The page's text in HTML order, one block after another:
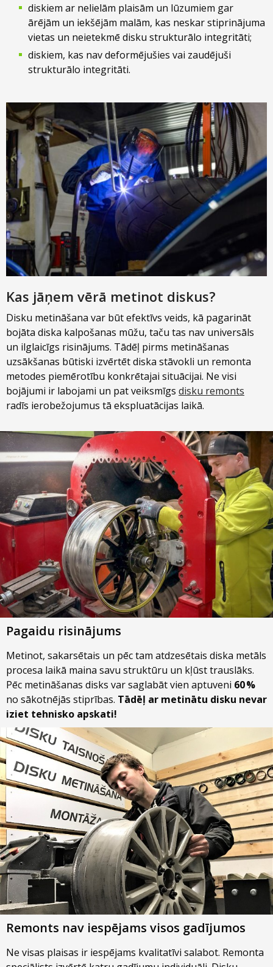
diskiem ar nelielām plaisām un lūzumiem gar
ārējām un iekšējām malām, kas neskar stiprinājuma
vietas un neietekmē disku strukturālo integritāti;
diskiem, kas nav deformējušies vai zaudējuši
strukturālo integritāti.
Kas jāņem vērā metinot diskus?
Disku metināšana var būt efektīvs veids, kā pagarināt
bojāta diska kalpošanas mūžu, taču tas nav universāls
un ilglaicīgs risinājums. Tādēļ pirms metināšanas
uzsākšanas būtiski izvērtēt diska stāvokli un remonta
metodes piemērotību konkrētajai situācijai. Ne visi
bojājumi ir labojami un pat veiksmīgs disku remonts
radīs ierobežojumus tā ekspluatācijas laikā.
Pagaidu risinājums
Metinot, sakarsētais un pēc tam atdzesētais diska metāls
procesa laikā maina savu struktūru un kļūst trauslāks.
Pēc metināšanas disks var saglabāt vien aptuveni 60 %
no sākotnējās stiprības. Tādēļ ar metinātu disku nevar
iziet tehnisko apskati!
Remonts nav iespējams visos gadījumos
Ne visas plaisas ir iespējams kvalitatīvi salabot. Remonta